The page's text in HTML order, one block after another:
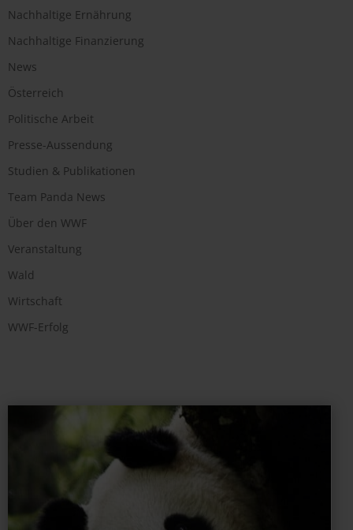
Nachhaltige Ernährung
Nachhaltige Finanzierung
News
Österreich
Politische Arbeit
Presse-Aussendung
Studien & Publikationen
Team Panda News
Über den WWF
Veranstaltung
Wald
Wirtschaft
WWF-Erfolg